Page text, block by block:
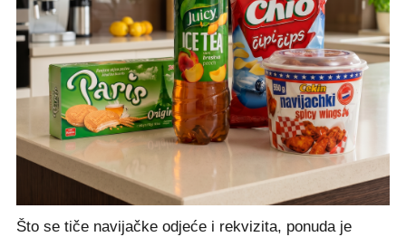
Što se tiče navijačke odjeće i rekvizita, ponuda je